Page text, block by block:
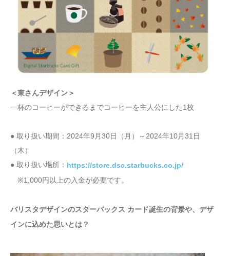
＜東さんデザイン＞
一杯のコーヒーができるまでコーヒーを主人公にした1枚
● 取り扱い期間：2024年9月30日（月）～2024年10月31日
（木）
● 取り扱い場所： https://store.dsc.starbucks.co.jp/
※1,000円以上の入金が必要です。
バリスタデザインのスターバックス カード誕生の背景や、デザ
インに込めた思いとは？